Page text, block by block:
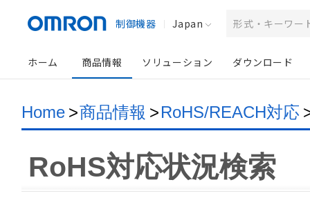
制御機器 Japan
ホーム 商品情報 ソリューション ダウンロード
Home >商品情報 >RoHS/REACH対応
RoHS対応状況検索